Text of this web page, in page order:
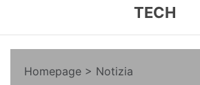
TECH
Homepage > Notizia